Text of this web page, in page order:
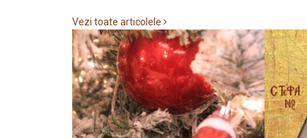
Vezi toate articolele